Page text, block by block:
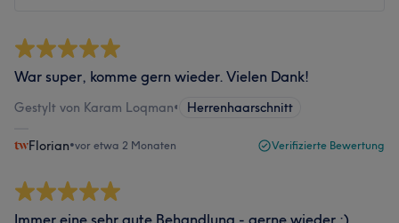
War super, komme gern wieder. Vielen Dank!
Gestylt von Karam Loqman• Herrenhaarschnitt
Florian•vor etwa 2 Monaten Verifizierte Bewertung
Immer eine sehr gute Behandlung - gerne wieder :)